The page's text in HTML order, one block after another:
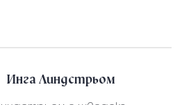
Инга Линдстрьом